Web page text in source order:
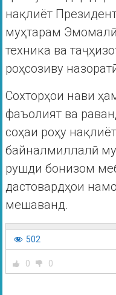
нақлиёт
муҳтарам
техника ва
роҳсозиву
Сохторҳои нави
фаъолият ва
соҳаи роҳу
байналмиллалӣ
рушди бонизом
дастовардҳои
мешаванд.
502
0 0